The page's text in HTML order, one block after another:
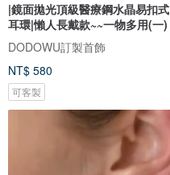
|鏡面拋光頂級醫療鋼水晶易扣式
耳環|懶人長戴款~~一物多用(一)
DODOWU訂製首飾
NT$ 580
可客製